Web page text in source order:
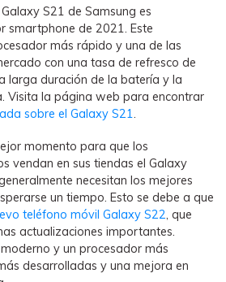
S21 de Samsung es
smartphone de 2021. Este
más rápido y una de las
con una tasa de refresco de
larga duración de la batería y la
Visita la página web para encontrar
sobre el Galaxy S21.
momento para que los
vendan en sus tiendas el Galaxy
necesitan los mejores
un tiempo. Esto se debe a que
teléfono móvil Galaxy S22, que
actualizaciones importantes.
y un procesador más
desarrolladas y una mejora en